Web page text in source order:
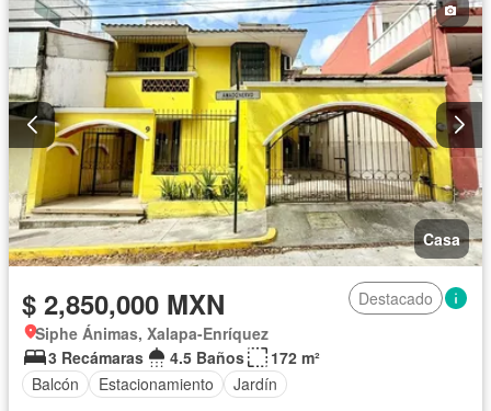
Casa
$ 2,850,000 MXN
Destacado
Siphe Ánimas, Xalapa-Enríquez
3 Recámaras
4.5 Baños
172 m²
Balcón
Estacionamiento Jardín